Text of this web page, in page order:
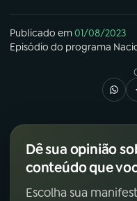
Publicado em01/08/2023
Episódio do programa
Dê sua opinião
conteúdo que
Escolha sua